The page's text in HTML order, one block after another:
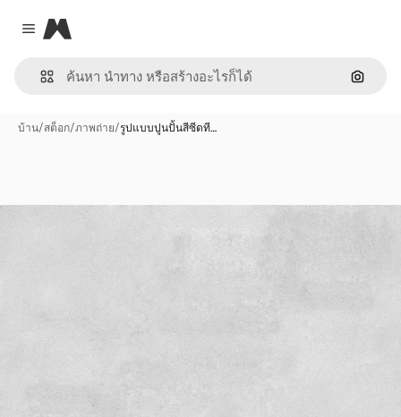
Close menu
Magnific
ค้นหา
บ้าน/สต็อก/ภาพถ่าย/รูปแบบปูนปั้นสีซีดที…